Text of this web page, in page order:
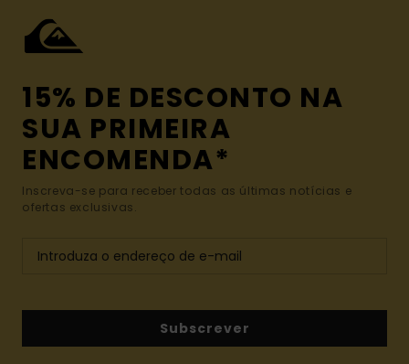
15% DE DESCONTO NA
SUA PRIMEIRA
ENCOMENDA*
Inscreva-se para receber todas as últimas notícias e
ofertas exclusivas.
Subscrever